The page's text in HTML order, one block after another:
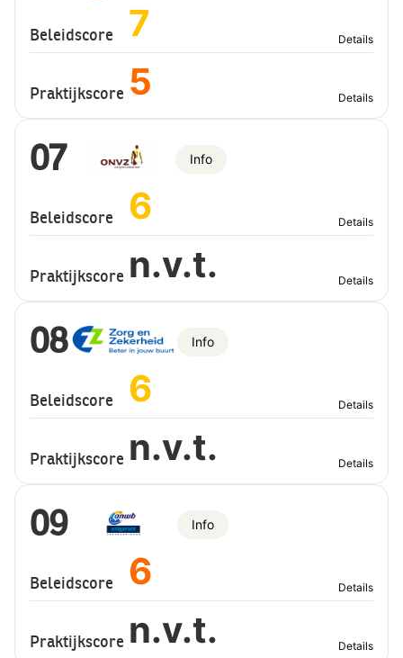
Beleidscore 7 Details
Praktijkscore 5 Details
07 Info
Beleidscore 6 Details
Praktijkscore n.v.t. Details
08 Info
Beleidscore 6 Details
Praktijkscore n.v.t. Details
09 Info
Beleidscore 6 Details
Praktijkscore n.v.t. Details